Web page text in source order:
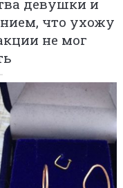
девушки и
что ухожу
не мог